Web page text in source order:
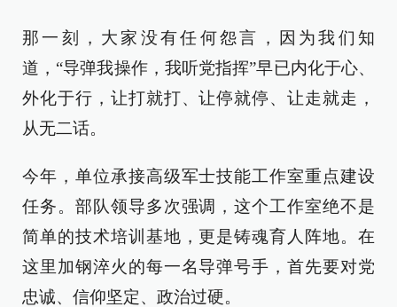
那一刻，大家没有任何怨言，因为我们知
道，“导弹我操作，我听党指挥”早已内化于心、
外化于行，让打就打、让停就停、让走就走，
从无二话。
今年，单位承接高级军士技能工作室重点建设
任务。部队领导多次强调，这个工作室绝不是
简单的技术培训基地，更是铸魂育人阵地。在
这里加钢淬火的每一名导弹号手，首先要对党
忠诚、信仰坚定、政治过硬。